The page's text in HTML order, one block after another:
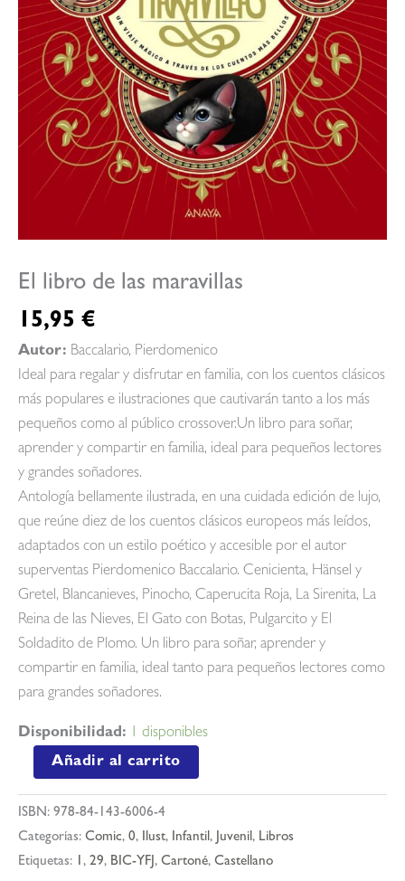
El libro de las maravillas
15,95 €
Autor: Baccalario, Pierdomenico
Ideal para regalar y disfrutar en familia, con los cuentos clásicos
más populares e ilustraciones que cautivarán tanto a los más
pequeños como al público crossover.Un libro para soñar,
aprender y compartir en familia, ideal para pequeños lectores
y grandes soñadores.
Antología bellamente ilustrada, en una cuidada edición de lujo,
que reúne diez de los cuentos clásicos europeos más leídos,
adaptados con un estilo poético y accesible por el autor
superventas Pierdomenico Baccalario. Cenicienta, Hänsel y
Gretel, Blancanieves, Pinocho, Caperucita Roja, La Sirenita, La
Reina de las Nieves, El Gato con Botas, Pulgarcito y El
Soldadito de Plomo. Un libro para soñar, aprender y
compartir en familia, ideal tanto para pequeños lectores como
para grandes soñadores.
Disponibilidad: 1 disponibles
libro
de
las
maravillas
Añadir al carrito
ISBN: 978-84-143-6006-4
Categorías: Comic, 0, Ilust, Infantil, Juvenil, Libros
Etiquetas: 1 , 29, BIC-YFJ , Cartoné, Castellano